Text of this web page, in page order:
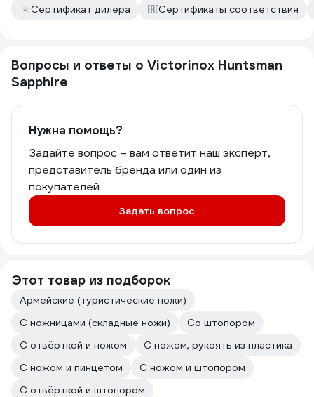
Сертификат дилера Сертификаты соответствия
Вопросы и ответы о Victorinox Huntsman
Sapphire
Нужна помощь?
Задайте вопрос – вам ответит наш эксперт,
представитель бренда или один из
покупателей
Задать вопрос
Этот товар из подборок
Армейские (туристические ножи)
С ножницами (складные ножи)
Со штопором
С отвёрткой и ножом
С ножом, рукоять из пластика
С ножом и пинцетом
С ножом и штопором
С отвёрткой и штопором